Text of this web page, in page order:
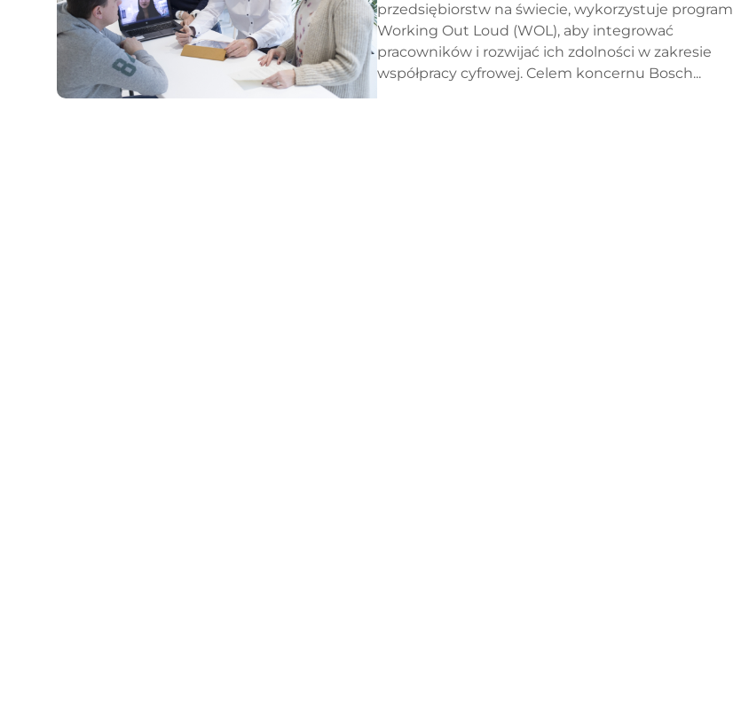
przedsiębiorstw na świecie, wykorzystuje program
Working Out Loud (WOL), aby integrować
pracowników i rozwijać ich zdolności w zakresie
współpracy cyfrowej. Celem koncernu Bosch...